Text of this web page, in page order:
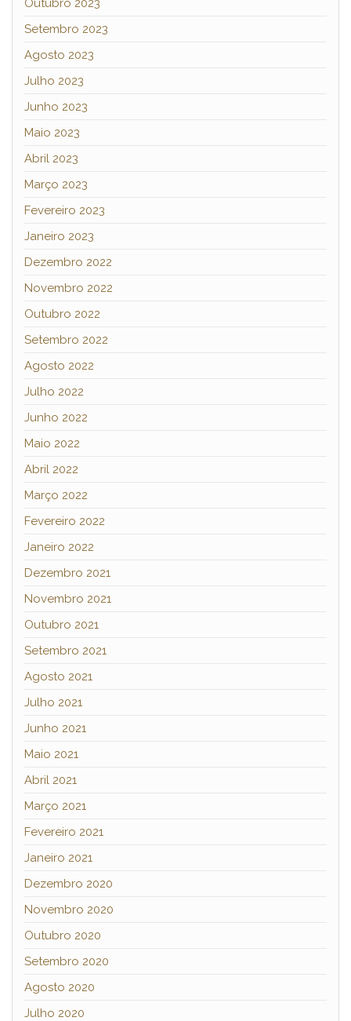
Setembro 2023
Agosto 2023
Julho 2023
Junho 2023
Maio 2023
Abril 2023
Março 2023
Fevereiro 2023
Janeiro 2023
Dezembro 2022
Novembro 2022
Outubro 2022
Setembro 2022
Agosto 2022
Julho 2022
Junho 2022
Maio 2022
Abril 2022
Março 2022
Fevereiro 2022
Janeiro 2022
Dezembro 2021
Novembro 2021
Outubro 2021
Setembro 2021
Agosto 2021
Julho 2021
Junho 2021
Maio 2021
Abril 2021
Março 2021
Fevereiro 2021
Janeiro 2021
Dezembro 2020
Novembro 2020
Outubro 2020
Setembro 2020
Agosto 2020
Julho 2020